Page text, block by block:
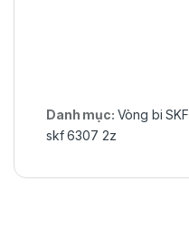
Danh mục: Vòng bi SKF
skf 6307 2z